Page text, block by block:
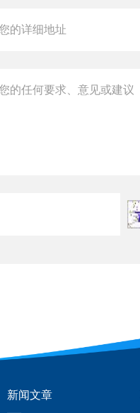
新闻文章